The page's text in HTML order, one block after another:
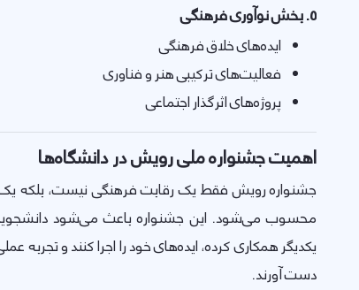
5. بخش نوآوری فرهنگی
ایده‌های خلاق فرهنگی
فعالیت‌های ترکیبی هنر و فناوری
پروژه‌های اثرگذار اجتماعی
اهمیت جشنواره ملی رویش در دانشگاه‌ها
جشنواره رویش فقط یک رقابت فرهنگی نیست، بلکه
محسوب می‌شود. این جشنواره باعث می‌شود
یکدیگر همکاری کرده، ایده‌های خود را اجرا کنند و تجربه
دست آورند.